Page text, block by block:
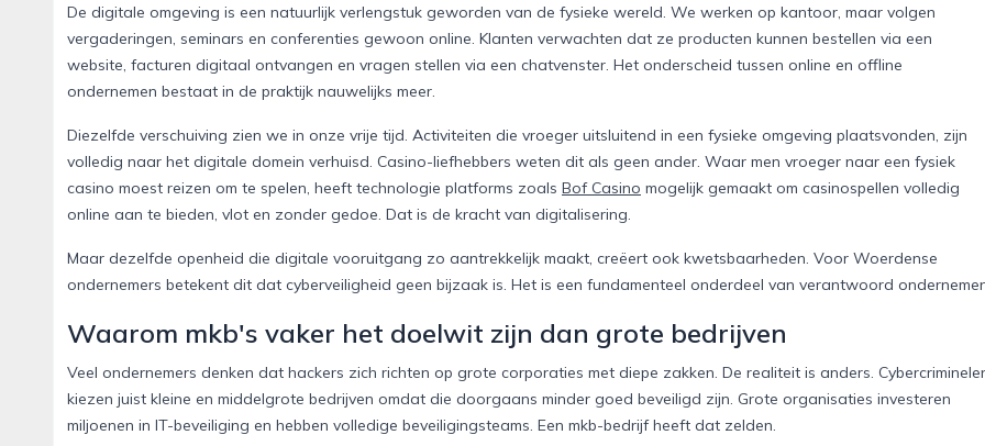
De digitale omgeving is een natuurlijk verlengstuk geworden van de fysieke wereld. We werken op kantoor, maar volgen
vergaderingen, seminars en conferenties gewoon online. Klanten verwachten dat ze producten kunnen bestellen via een
website, facturen digitaal ontvangen en vragen stellen via een chatvenster. Het onderscheid tussen online en offline
ondernemen bestaat in de praktijk nauwelijks meer.
Diezelfde verschuiving zien we in onze vrije tijd. Activiteiten die vroeger uitsluitend in een fysieke omgeving plaatsvonden, zijn
volledig naar het digitale domein verhuisd. Casino-liefhebbers weten dit als geen ander. Waar men vroeger naar een fysiek
casino moest reizen om te spelen, heeft technologie platforms zoals Bof Casino mogelijk gemaakt om casinospellen volledig
online aan te bieden, vlot en zonder gedoe. Dat is de kracht van digitalisering.
Maar dezelfde openheid die digitale vooruitgang zo aantrekkelijk maakt, creëert ook kwetsbaarheden. Voor Woerdense
ondernemers betekent dit dat cyberveiligheid geen bijzaak is. Het is een fundamenteel onderdeel van verantwoord
Waarom mkb's vaker het doelwit zijn dan grote bedrijven
Veel ondernemers denken dat hackers zich richten op grote corporaties met diepe zakken. De realiteit is anders.
kiezen juist kleine en middelgrote bedrijven omdat die doorgaans minder goed beveiligd zijn. Grote organisaties investeren
miljoenen in IT-beveiliging en hebben volledige beveiligingsteams. Een mkb-bedrijf heeft dat zelden.